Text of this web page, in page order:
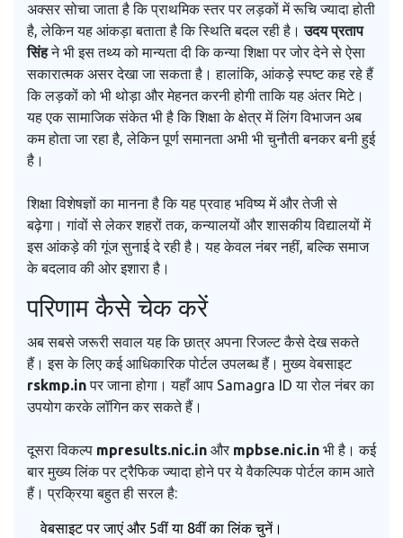
अक्सर सोचा जाता है कि प्राथमिक स्तर पर लड़कों में रूचि ज्यादा होती
है, लेकिन यह आंकड़ा बताता है कि स्थिति बदल रही है।उदय प्रताप
सिंहने भी इस तथ्य को मान्यता दी कि कन्या शिक्षा पर जोर देने से ऐसा
सकारात्मक असर देखा जा सकता है। हालांकि, आंकड़े स्पष्ट कह रहे हैं
कि लड़कों को भी थोड़ा और मेहनत करनी होगी ताकि यह अंतर मिटे।
यह एक सामाजिक संकेत भी है कि शिक्षा के क्षेत्र में लिंग विभाजन अब
कम होता जा रहा है, लेकिन पूर्ण समानता अभी भी चुनौती बनकर बनी हुई
है।
शिक्षा विशेषज्ञों का मानना है कि यह प्रवाह भविष्य में और तेजी से
बढ़ेगा। गांवों से लेकर शहरों तक, कन्यालयों और शासकीय विद्यालयों में
इस आंकड़े की गूंज सुनाई दे रही है। यह केवल नंबर नहीं, बल्कि समाज
के बदलाव की ओर इशारा है।
परिणाम कैसे चेक करें
अब सबसे जरूरी सवाल यह कि छात्र अपना रिजल्ट कैसे देख सकते
हैं। इस के लिए कई आधिकारिक पोर्टल उपलब्ध हैं। मुख्य वेबसाइट
rskmp.inपर जाना होगा। यहाँ आप Samagra ID या रोल नंबर का
उपयोग करके लॉगिन कर सकते हैं।
दूसरा विकल्प mpresults.nic.in और mpbse.nic.in भी है। कई
बार मुख्य लिंक पर ट्रैफिक ज्यादा होने पर ये वैकल्पिक पोर्टल काम आते
हैं। प्रक्रिया बहुत ही सरल है:
वेबसाइट पर जाएं और 5वीं या 8वीं का लिंक चुनें।